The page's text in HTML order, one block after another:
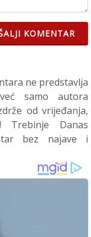
KOMENTAR
ne predstavlja
samo autora
od vrijeđanja,
Trebinje Danas
bez najave i